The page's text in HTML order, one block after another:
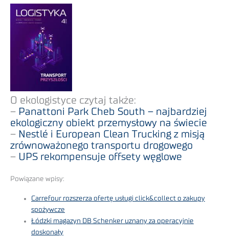
O ekologistyce czytaj także:
– Panattoni Park Cheb South – najbardziej
ekologiczny obiekt przemysłowy na świecie
– Nestlé i European Clean Trucking z misją
zrównoważonego transportu drogowego
– UPS rekompensuje offsety węglowe
Powiązane wpisy:
Carrefour rozszerza ofertę usługi click&collect o zakupy
spożywcze
Łódzki magazyn DB Schenker uznany za operacyjnie
doskonały